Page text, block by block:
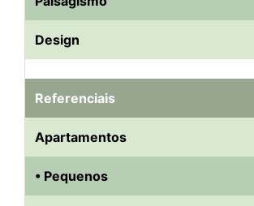
Design
Referenciais
Apartamentos
• Pequenos